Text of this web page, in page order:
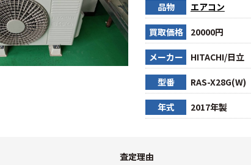
品物 エアコン
買取価格 20000円
メーカー HITACHI/日立
型番 RAS-X28G(W)
年式 2017年製
査定理由